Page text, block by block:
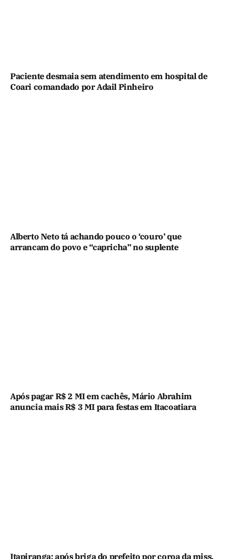
Paciente desmaia sem atendimento em hospital de
Coari comandado por Adail Pinheiro
Alberto Neto tá achando pouco o ‘couro’ que
arrancam do povo e “capricha” no suplente
Após pagar R$ 2 MI em cachês, Mário Abrahim
anuncia mais R$ 3 MI para festas em Itacoatiara
Itapiranga: após briga do prefeito por coroa da miss,